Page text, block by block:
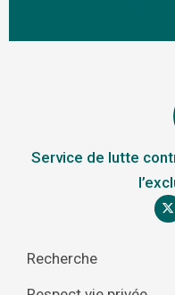
Service de lutte
Recherche